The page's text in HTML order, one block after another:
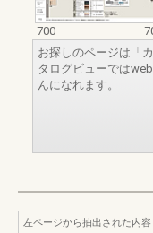
700
お探しのページは「
タログビューでは
んになれます。
左ページから抽出された内容